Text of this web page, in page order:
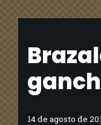
14 de agosto de